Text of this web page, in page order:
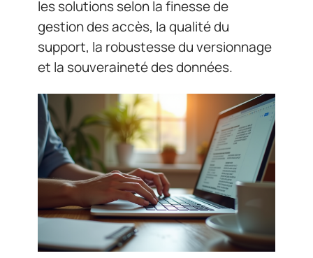
les solutions selon la finesse de
gestion des accès, la qualité du
support, la robustesse du versionnage
et la souveraineté des données.